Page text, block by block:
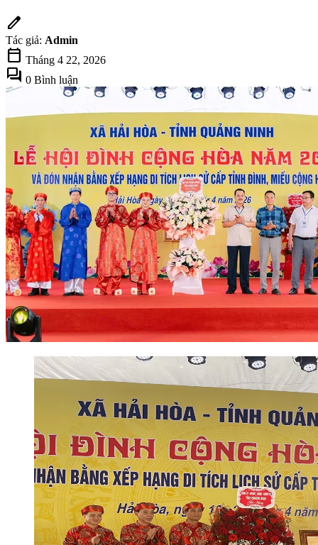
edit
Tác giả: Admin
calendar_today Tháng 4 22, 2026
forum 0 Bình luận